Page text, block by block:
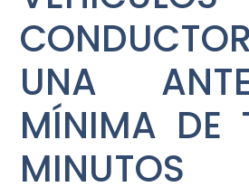
UNA
MÍNIMA DE
MINUTOS